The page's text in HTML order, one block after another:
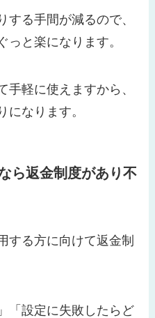
する手間が減るので、
っと楽になります。
手軽に使えますから、
になります。
ら返金制度があり不
する方に向けて返金制
「設定に失敗したらど